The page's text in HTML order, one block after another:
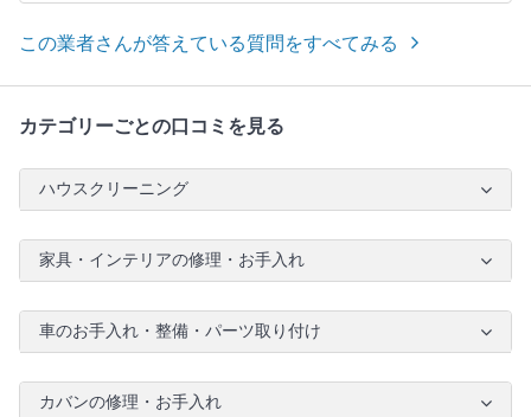
この業者さんが答えている質問をすべてみる
カテゴリーごとの口コミを見る
ハウスクリーニング
家具・インテリアの修理・お手入れ
車のお手入れ・整備・パーツ取り付け
カバンの修理・お手入れ